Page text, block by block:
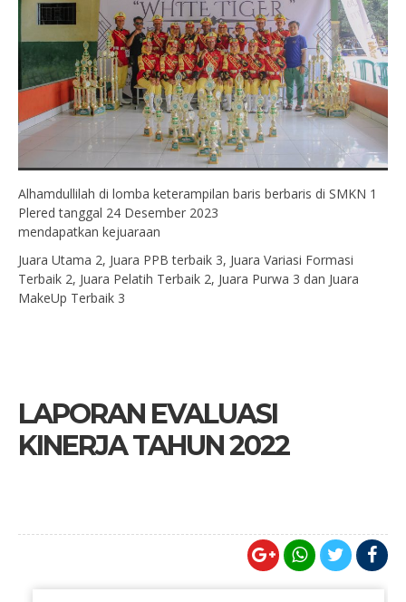
Alhamdullilah di lomba keterampilan baris berbaris di SMKN 1
Plered tanggal 24 Desember 2023
mendapatkan kejuaraan
Juara Utama 2, Juara PPB terbaik 3, Juara Variasi Formasi
Terbaik 2, Juara Pelatih Terbaik 2, Juara Purwa 3 dan Juara
MakeUp Terbaik 3
LAPORAN EVALUASI
KINERJA TAHUN 2022